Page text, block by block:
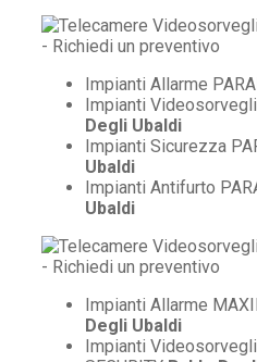
Impianti Allarme
Impianti
Degli Ubaldi
Impianti Sicurezza
Ubaldi
Impianti Antifurto
Ubaldi
Impianti Allarme
Degli Ubaldi
Impianti